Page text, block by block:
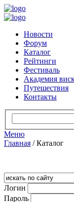
Новости
Форум
Каталог
Рейтинги
Фестиваль
Академия
Путешествия
Контакты
Меню
Главная /Каталог
Логин
Пароль